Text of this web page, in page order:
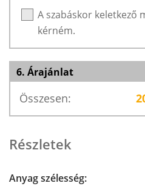
A szabáskor keletkező
kérném.
6. Árajánlat
Összesen:
Részletek
Anyag szélesség: